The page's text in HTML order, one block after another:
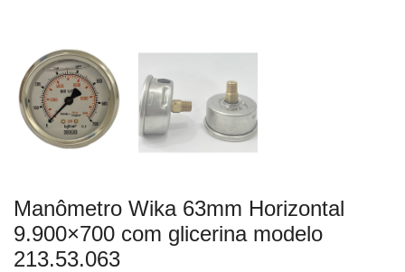
Manômetro Wika 63mm Horizontal
9.900×700 com glicerina modelo
213.53.063